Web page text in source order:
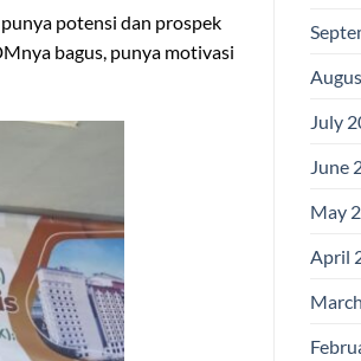
potensi dan prospek
bagus, punya motivasi
July
June
May
April